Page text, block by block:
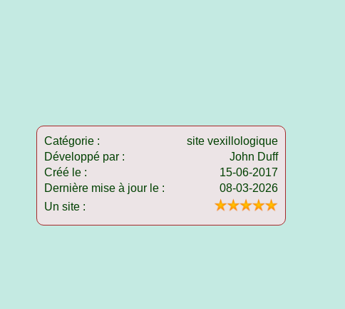
Catégorie :
site vexillologique
Développé par :
John Duff
Créé le :
15-06-2017
Dernière mise à jour le :
08-03-2026
Un site :